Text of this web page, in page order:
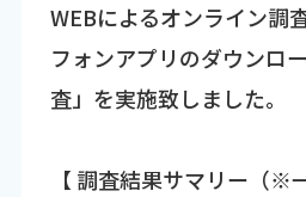
WEBによるオンライン調
フォンアプリのダウンロ
査」を実施致しました。
【 調査結果サマリー（※